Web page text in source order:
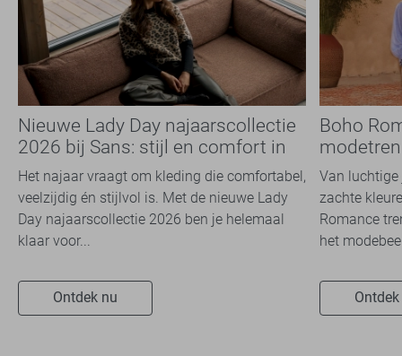
Nieuwe Lady Day najaarscollectie
2026 bij Sans: stijl en comfort in
travelkwaliteit
Het najaar vraagt om kleding die comfortabel,
veelzijdig én stijlvol is. Met de nieuwe Lady
Day najaarscollectie 2026 ben je helemaal
klaar voor...
Ontdek nu
Boho
overal
Van luchtige
zachte
Romance
het